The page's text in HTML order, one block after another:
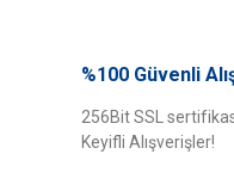
%100 Güvenli
256Bit SSL
Keyifli Alışverişler!